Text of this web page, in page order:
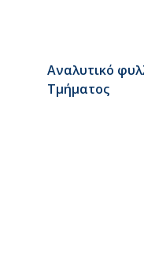
Αναλυτικό
Τμήματος